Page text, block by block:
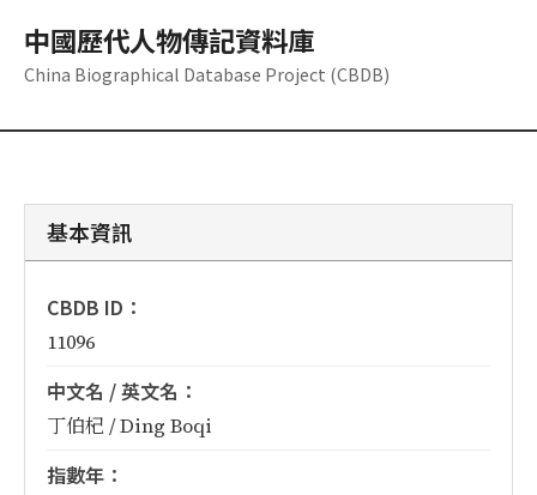
中國歷代人物傳記資料庫
China Biographical Database Project (CBDB)
基本資訊
CBDB ID：
11096
中文名 / 英文名：
丁伯杞 / Ding Boqi
指數年：